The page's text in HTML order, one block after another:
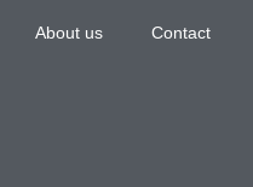
About us Contact